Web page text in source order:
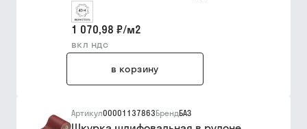
1 070,98 ₽/м2
вкл ндс
в корзину
Артикул00001137863БрендБАЗ